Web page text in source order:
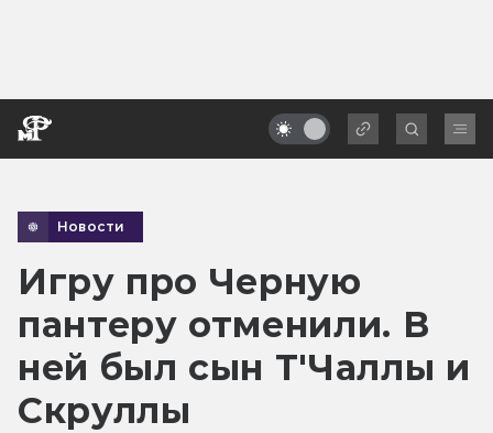
Новости
Игру про Черную
пантеру отменили. В
ней был сын Т'Чаллы и
Скруллы